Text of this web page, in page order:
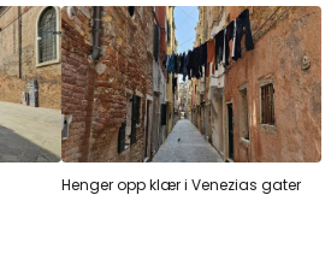
Henger opp klær i Venezias gater